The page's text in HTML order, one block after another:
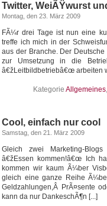
Twitter, WeiÃŸwurst
Montag, den 23. März 2009
FÃ¼r drei Tage ist nun eine
treffe ich mich in der
aus der Branche. Der
zur Umsetzung in die
â€žLeitbildbetriebâ€œ arbeiten
Kategorie Allgemeines,
Cool, einfach nur cool
Samstag, den 21. März 2009
Gleich zwei Marketing-
â€žEssen kommen!â€œ Ich
kommen wir kaum Ã¼ber
gleich eine ganze Reihe
Geldzahlungen,Â PrÃ¤sente
kann da nur DankeschÃ¶n [...]